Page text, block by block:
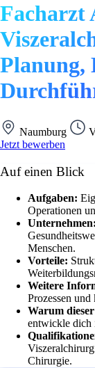
Facharzt
Naumburg
Jetzt bewerben
Auf einen Blick
Aufgaben:
Operationen
Unternehmen:
Menschen.
Vorteile:
Weitere
Prozessen
Warum
entwickle dich
Chirurgie.